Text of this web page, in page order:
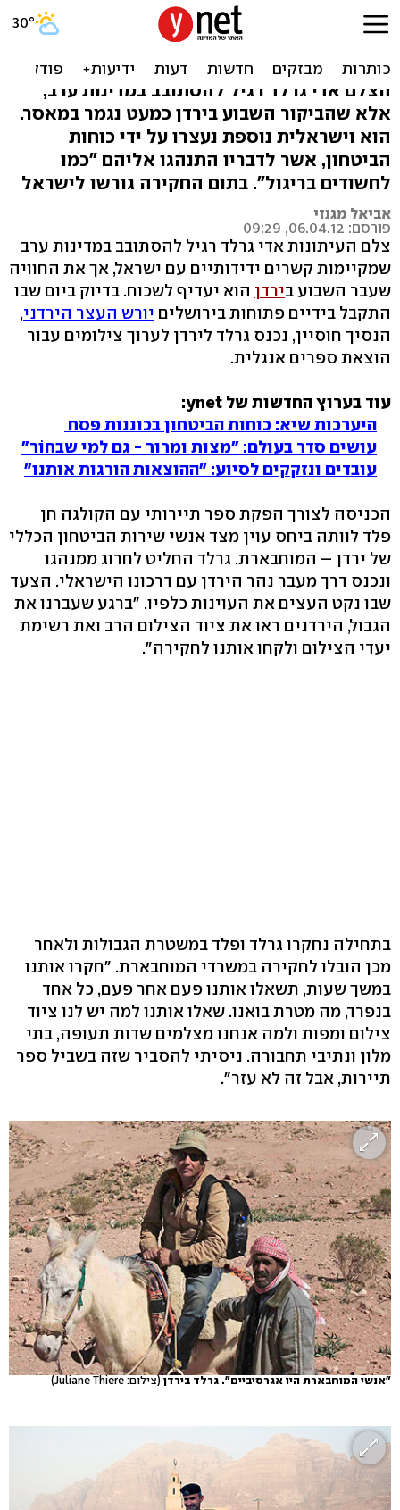
הגיעו לירדן כדי לכתוב ספר,
נחשדו בריגול וגורשו
הצלם אדי גרלד רגיל להסתובב במדינות ערב,
אלא שהביקור השבוע בירדן כמעט נגמר במאסר.
הוא וישראלית נוספת נעצרו על ידי כוחות
הביטחון, אשר לדבריו התנהגו אליהם "כמו
לחשודים בריגול". בתום החקירה גורשו לישראל
אביאל מגנזי
פורסם: 06.04.12, 09:29
צלם העיתונות אדי גרלד רגיל להסתובב במדינות ערב
שמקיימות קשרים ידידותיים עם ישראל, אך את החוויה
שעבר השבוע בירדן הוא יעדיף לשכוח. בדיוק ביום שבו
התקבל בידיים פתוחות בירושלים יורש העצר הירדני,
הנסיך חוסיין, נכנס גרלד לירדן לערוך צילומים עבור
הוצאת ספרים אנגלית.
עוד בערוץ החדשות של ynet:
היערכות שיא: כוחות הביטחון בכוננות פסח
עושים סדר בעולם: "מצות ומרור - גם למי שבחוֹר"
עובדים ונזקקים לסיוע: "ההוצאות הורגות אותנו"
הכניסה לצורך הפקת ספר תיירותי עם הקולגה חן
פלד לוותה ביחס עוין מצד אנשי שירות הביטחון הכללי
של ירדן – המוחבארת. גרלד החליט לחרוג ממנהגו
ונכנס דרך מעבר נהר הירדן עם דרכונו הישראלי. הצעד
שבו נקט העצים את העוינות כלפיו. "ברגע שעברנו את
הגבול, הירדנים ראו את ציוד הצילום הרב ואת רשימת
יעדי הצילום ולקחו אותנו לחקירה".
בתחילה נחקרו גרלד ופלד במשטרת הגבולות ולאחר
מכן הובלו לחקירה במשרדי המוחבארת. "חקרו אותנו
במשך שעות, תשאלו אותנו פעם אחר פעם, כל אחד
בנפרד, מה מטרת בואנו. שאלו אותנו למה יש לנו ציוד
צילום ומפות ולמה אנחנו מצלמים שדות תעופה, בתי
מלון ונתיבי תחבורה. ניסיתי להסביר שזה בשביל ספר
תיירות, אבל זה לא עזר".
"אנשי המוחבארת היו אגרסיביים". גרלד בירדן (צילום: Juliane Thiere)